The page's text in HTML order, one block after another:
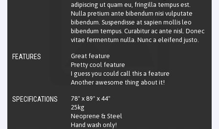
adipiscing ut quam eu, fringilla tempus est.
Nulla pretium ante bibendum nisi vulputate
bibendum. Suspendisse at sapien mollis leo
bibendum tempus. Curabitur ac ante nisl. Donec
vitae fermentum nulla. Nunc a eleifend justo.
FEATURES
Great feature
Pretty cool feature
I guess you could call this a feature
Another awesome thing about it!
SPECIFICATIONS
78" x 89" x 44"
25kg
Neoprene & Steel
Hand wash only!